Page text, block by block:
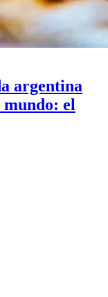
argentina
mundo: el